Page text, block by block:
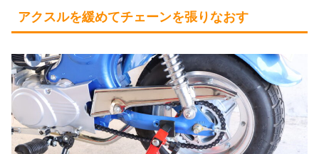
アクスルを緩めてチェーンを張りなおす